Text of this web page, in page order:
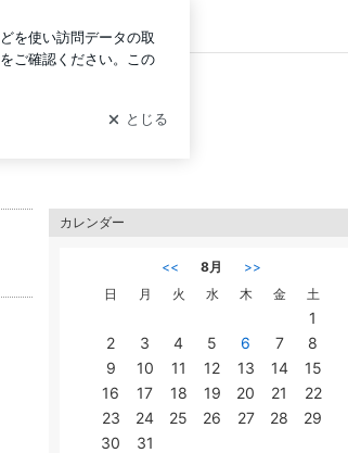
ログイン
カレンダー
<< 8月
>>
日
月 火 水 木 金 土
1
2
3 4 5 6 7
8
9
10 11 12 13 14
15
16
17 18 19 20 21
22
23
24 25 26 27 28
29
30
31